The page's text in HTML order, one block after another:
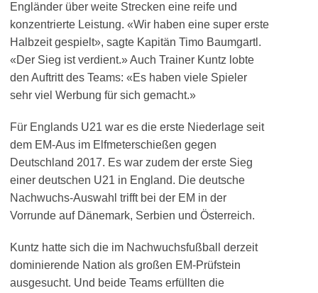
Engländer über weite Strecken eine reife und
konzentrierte Leistung. «Wir haben eine super erste
Halbzeit gespielt», sagte Kapitän Timo Baumgartl.
«Der Sieg ist verdient.» Auch Trainer Kuntz lobte
den Auftritt des Teams: «Es haben viele Spieler
sehr viel Werbung für sich gemacht.»
Für Englands U21 war es die erste Niederlage seit
dem EM-Aus im Elfmeterschießen gegen
Deutschland 2017. Es war zudem der erste Sieg
einer deutschen U21 in England. Die deutsche
Nachwuchs-Auswahl trifft bei der EM in der
Vorrunde auf Dänemark, Serbien und Österreich.
Kuntz hatte sich die im Nachwuchsfußball derzeit
dominierende Nation als großen EM-Prüfstein
ausgesucht. Und beide Teams erfüllten die